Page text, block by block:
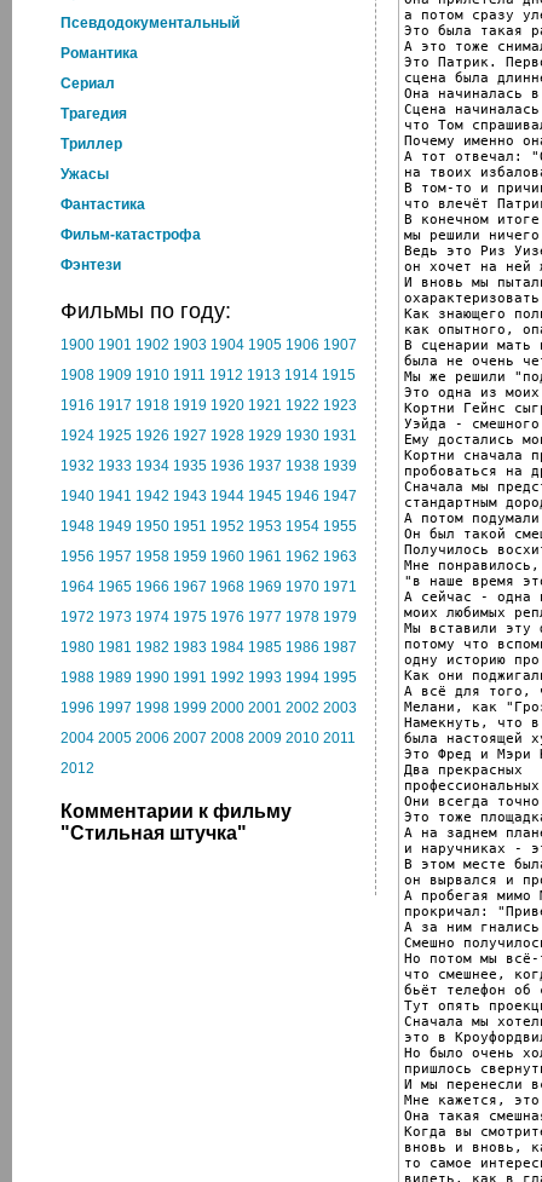
Псевдодокументальный
Романтика
Cериал
Трагедия
Триллер
Ужасы
Фантастика
Фильм-катастрофа
Фэнтези
Фильмы по году:
1900 1901 1902 1903 1904 1905 1906 1907
1908 1909 1910 1911 1912 1913 1914 1915
1916 1917 1918 1919 1920 1921 1922 1923
1924 1925 1926 1927 1928 1929 1930 1931
1932 1933 1934 1935 1936 1937 1938 1939
1940 1941 1942 1943 1944 1945 1946 1947
1948 1949 1950 1951 1952 1953 1954 1955
1956 1957 1958 1959 1960 1961 1962 1963
1964 1965 1966 1967 1968 1969 1970 1971
1972 1973 1974 1975 1976 1977 1978 1979
1980 1981 1982 1983 1984 1985 1986 1987
1988 1989 1990 1991 1992 1993 1994 1995
1996 1997 1998 1999 2000 2001 2002 2003
2004 2005 2006 2007 2008 2009 2010 2011
2012
Комментарии к фильму
"Стильная штучка"
а потом сразу
Это была такая
А это тоже
Это Патрик.
сцена была
Она начиналась
Сцена
что Том
Почему именно
А тот отвечал:
на твоих
В том-то и
что влечёт
В конечном итоге
мы решили
Ведь это Риз
он хочет на ней
И вновь мы
Как знающего
как опытного,
В сценарии мать
была не очень
Мы же решили
Это одна из
Кортни Гейнс
Уэйда -
Ему достались
Кортни сначала
пробоваться на
Сначала мы
стандартным
А потом
Он был такой
Получилось
Мне
"в наше время
А сейчас - одна
моих любимых
Мы вставили эту
потому что
одну историю
Как они
А всё для того,
Мелани, как
Намекнуть, что
была настоящей
Это Фред и Мэри
Два прекрасных
Они всегда
Это тоже
А на заднем
и наручниках -
В этом месте
он вырвался и
А пробегая мимо
прокричал:
А за ним
Смешно
Но потом мы всё-
что смешнее,
бьёт телефон об
Тут опять
Сначала мы
это в
Но было очень
пришлось
И мы перенесли
Мне кажется,
Она такая
Когда вы
вновь и вновь,
то самое
видеть, как в